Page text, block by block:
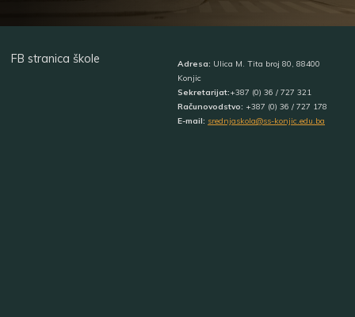
FB stranica škole Adresa: Ulica M. Tita broj 80, 88400
Konjic
Sekretarijat:+387 (0) 36 / 727 321
Računovodstvo: +387 (0) 36 / 727 178
E-mail: srednjaskola@ss-konjic.edu.ba